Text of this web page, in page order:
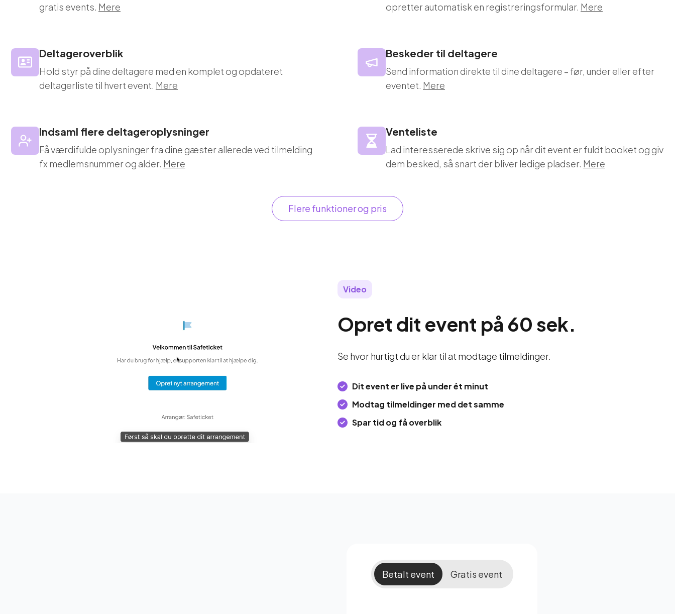
gratis events. Mere
opretter automatisk en registreringsformular. Mere
Deltageroverblik
Hold styr på dine deltagere med en komplet og opdateret
deltagerliste til hvert event. Mere
Beskeder til deltagere
Send information direkte til dine deltagere – før, under eller efter
eventet. Mere
Indsaml flere deltageroplysninger
Få værdifulde oplysninger fra dine gæster allerede ved tilmelding
fx medlemsnummer og alder. Mere
Venteliste
Lad interesserede skrive sig op når dit event er fuldt booket og giv
dem besked, så snart der bliver ledige pladser. Mere
Flere funktioner og pris
Video
Opret dit event på 60 sek.
Se hvor hurtigt du er klar til at modtage tilmeldinger.
Dit event er live på under ét minut
Modtag tilmeldinger med det samme
Spar tid og få overblik
Betalt event Gratis event